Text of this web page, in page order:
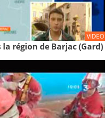
VIDEO
région de Barjac (Gard)